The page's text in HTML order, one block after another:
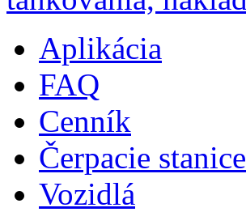
Aplikácia
FAQ
Cenník
Čerpacie stanice
Vozidlá